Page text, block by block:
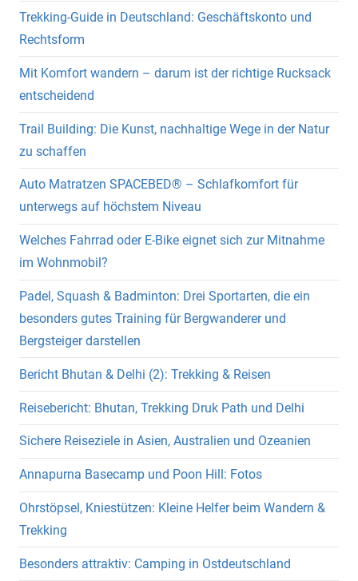
Trekking-Guide in Deutschland: Geschäftskonto und
Rechtsform
Mit Komfort wandern – darum ist der richtige Rucksack
entscheidend
Trail Building: Die Kunst, nachhaltige Wege in der Natur
zu schaffen
Auto Matratzen SPACEBED® – Schlafkomfort für
unterwegs auf höchstem Niveau
Welches Fahrrad oder E-Bike eignet sich zur Mitnahme
im Wohnmobil?
Padel, Squash & Badminton: Drei Sportarten, die ein
besonders gutes Training für Bergwanderer und
Bergsteiger darstellen
Bericht Bhutan & Delhi (2): Trekking & Reisen
Reisebericht: Bhutan, Trekking Druk Path und Delhi
Sichere Reiseziele in Asien, Australien und Ozeanien
Annapurna Basecamp und Poon Hill: Fotos
Ohrstöpsel, Kniestützen: Kleine Helfer beim Wandern &
Trekking
Besonders attraktiv: Camping in Ostdeutschland